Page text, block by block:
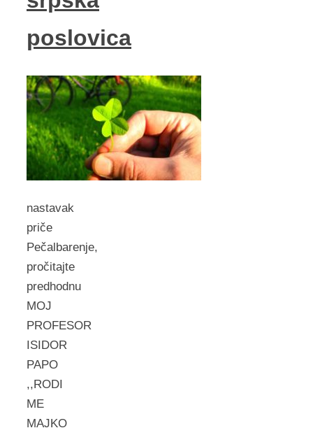
poslovica
nastavak
priče
Pečalbarenje,
pročitajte
predhodnu
MOJ
PROFESOR
ISIDOR
PAPO
,,RODI
ME
MAJKO